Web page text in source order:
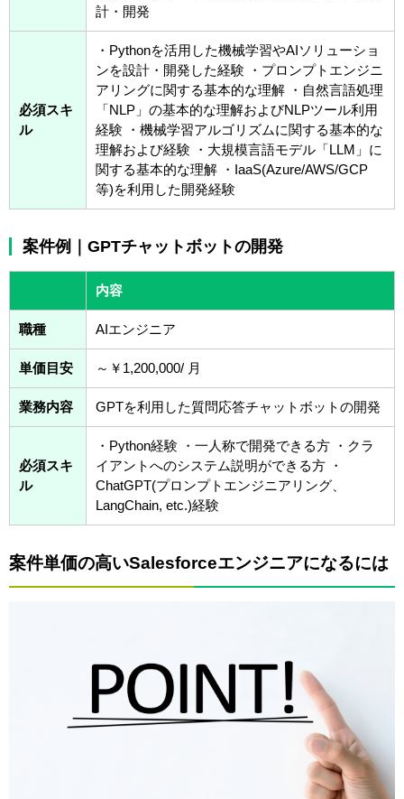
計・開発
必須スキ
ル
・Pythonを活用した機械学習やAIソリューショ
ンを設計・開発した経験 ・プロンプトエンジニ
アリングに関する基本的な理解 ・自然言語処理
「NLP」の基本的な理解およびNLPツール利用
経験 ・機械学習アルゴリズムに関する基本的な
理解および経験 ・大規模言語モデル「LLM」に
関する基本的な理解 ・IaaS(Azure/AWS/GCP
等)を利用した開発経験
案件例｜GPTチャットボットの開発
内容
職種 AIエンジニア
単価目安 ～￥1,200,000/ 月
業務内容 GPTを利用した質問応答チャットボットの開発
必須スキ
ル
・Python経験 ・一人称で開発できる方 ・クラ
イアントへのシステム説明ができる方 ・
ChatGPT(プロンプトエンジニアリング、
LangChain, etc.)経験
案件単価の高いSalesforceエンジニアになるには